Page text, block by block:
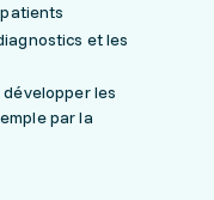
et les
les
par la